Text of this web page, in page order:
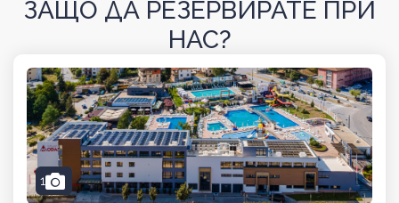
ЗАЩО ДА РЕЗЕРВИРАТЕ ПРИ
НАС?
1camera